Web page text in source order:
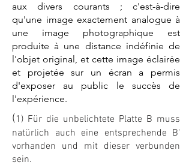
aux divers courants ; c'est-à-dire
qu'une image exactement analogue à
une image photographique est
produite à une distance indéfinie de
l'objet original, et cette image éclairée
et projetée sur un écran a permis
d'exposer au public le succès de
l'expérience.
(1) Für die unbelichtete Platte B muss
natürlich auch eine entsprechende B'
vorhanden und mit dieser verbunden
sein.